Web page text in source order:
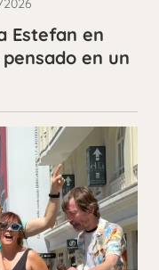
Estefan en
en un